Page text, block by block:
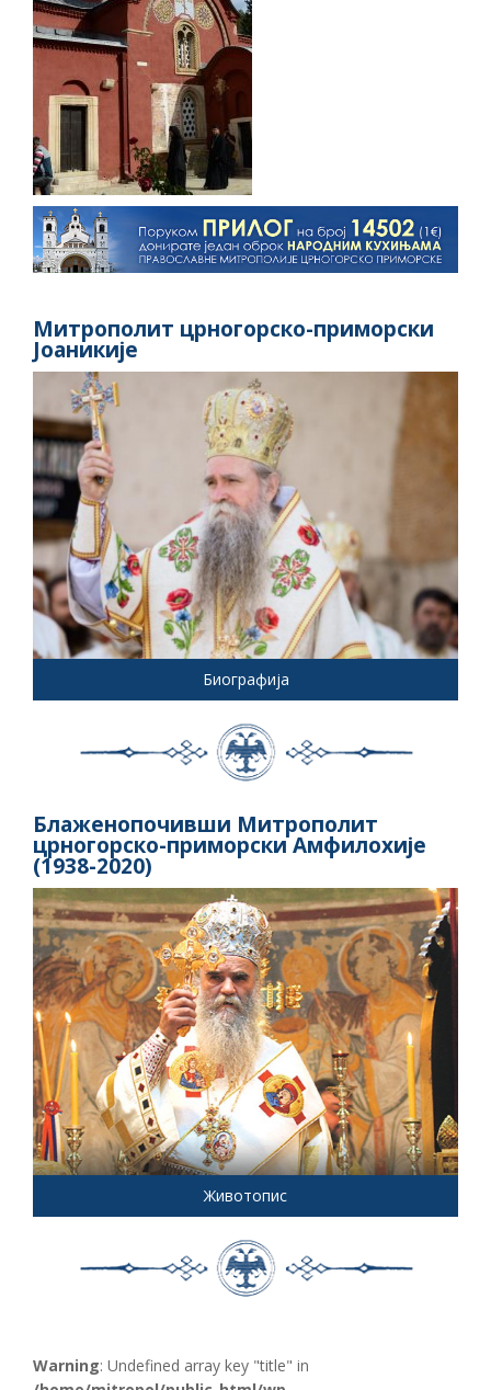
Митрополит црногорско-приморски
Јоаникије
Биографија
Блаженопочивши Митрополит
црногорско-приморски Амфилохије
(1938-2020)
Животопис
Warning: Undefined array key "title" in